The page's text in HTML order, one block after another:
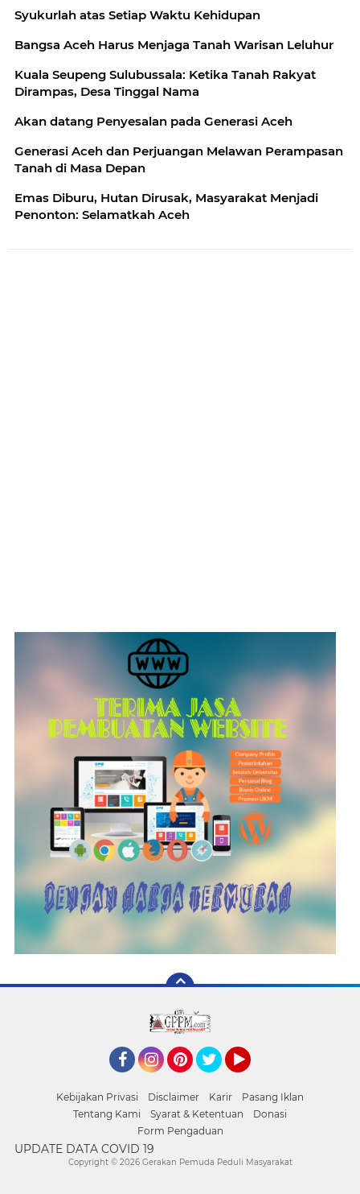
Syukurlah atas Setiap Waktu Kehidupan
Bangsa Aceh Harus Menjaga Tanah Warisan Leluhur
Kuala Seupeng Sulubussala: Ketika Tanah Rakyat
Dirampas, Desa Tinggal Nama
Akan datang Penyesalan pada Generasi Aceh
Generasi Aceh dan Perjuangan Melawan Perampasan
Tanah di Masa Depan
Emas Diburu, Hutan Dirusak, Masyarakat Menjadi
Penonton: Selamatkah Aceh
Kebijakan Privasi Disclaimer Karir
Pasang Iklan
Tentang Kami
Syarat & Ketentuan
Donasi
Form Pengaduan
UPDATE DATA COVID 19
Copyright © 2026 Gerakan Pemuda Peduli Masyarakat